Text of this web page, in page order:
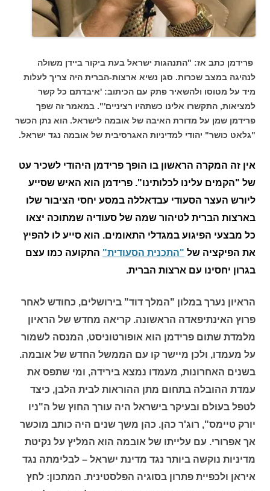
פרידמן כתב אז: "התנהגות ישראל בעת ביקור ביידן משולה
לנהיגה במצב שכרות. סגן נשיא ארצות-הברית היה צריך לעלות
מיד על מטוסו ולהשאיר פתק עם הכיתוב: 'איבדתם כל קשר
למציאות, התקשרו אלינו כשתהיו רציניים'". במאמר זה שפך
פרידמן שמן על מדורת האיבה של אובמה לישראל. הוא נתן הכשר
"גלאט כושר" יהודי למדיניות האגרסיבית של אובמה נגד ישראל.
אין זה המקרה הראשון בו הופך פרידמן היהודי לשכיר עט
של "הקמים עלינו לכלותינו". פרידמן הוא האיש שסייע
ליורש העצר הסעודי עבדאללה במסע יחסי הציבור שלו
בארצות הברית לטיהור שמה של סעודיה שמתוכה יצאו
כל מבצעי הפיגוע במגדלי התאומים. הוא סייע לו להפיץ
את הפיקציה של "התכנית הסעודית" התקועה כמו עצם
בגרון יחסינו עם ארצות הברית.
הראיון נערך במלון "המלך דוד" בירושלים, כחודש לאחר
פרוץ האינתיפאדה הראשונה. קריאה מחדש של הראיון
מלמדת שתום פרידמן הוא אופורטוניסט, המנסה לשמור
על מעמדו, ולכן מיישר קו עם הממשל החדש של אובמה.
בשנים האחרונות, מעמדו נמצא בירידה, ומי שתפס את
עמדת ההובלה בתחום מתן ההוראות לבית הלבן, כיצד
לטפל בעולם ובעיקר בישראל היה עורך החוץ של ה"ניו
יורק טיימס", רוג'ר כהן. כהן משך שנים היה כותב מוכשר
אך אפרורי. עם עלייתו של אובמה הוא המליץ על נקיטת
מדיניות נוקשה ביותר נגד מדינת ישראל – לבלימתה נגד
איראן ולכפיית פתרון בסוגיה הפלסטינית. המתכון: לחץ